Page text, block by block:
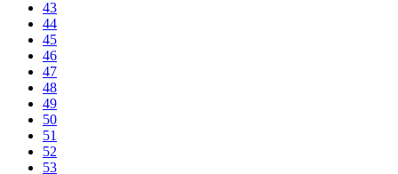
43
44
45
46
47
48
49
50
51
52
53